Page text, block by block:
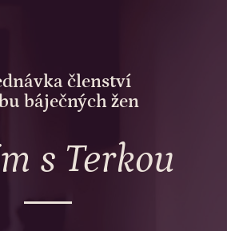
členství
báječných žen
s Terkou